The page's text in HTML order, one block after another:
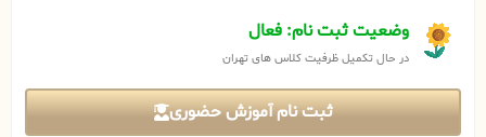
وضعیت ثبت نام: فعال
در حال تکمیل ظرفیت کلاس های تهران
ثبت نام آموزش حضوری